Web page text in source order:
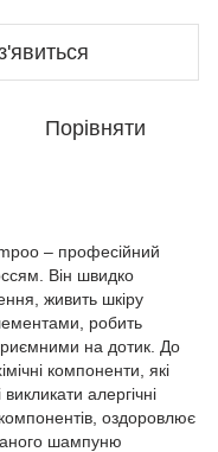
Порівняти
– професійний
Він швидко
живить шкіру
робить
на дотик. До
компоненти, які
алергічні
оздоровлює
шампуню